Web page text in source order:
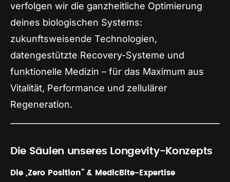
verfolgen wir die ganzheitliche Optimierung
deines biologischen Systems:
zukunftsweisende Technologien,
datengestützte Recovery-Systeme und
funktionelle Medizin – für das Maximum aus
Vitalität, Performance und zellulärer
Regeneration.
Die Säulen unseres Longevity-Konzepts
Die „Zero Position” & MedicBite-Expertise